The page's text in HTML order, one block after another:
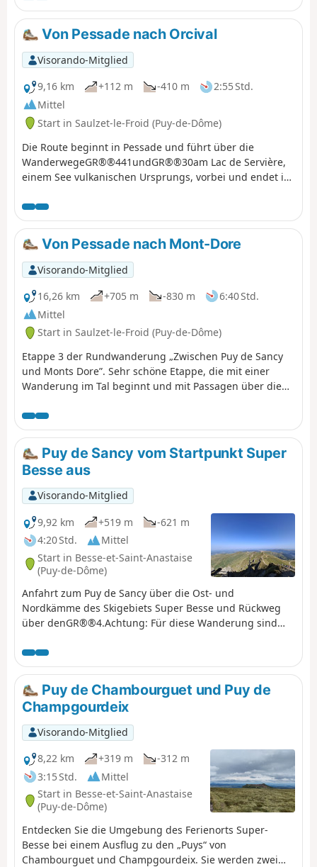
Von Pessade nach Orcival
Visorando-Mitglied
9,16 km
+112 m -410 m
2:55 Std.
Mittel
Start in Saulzet-le-Froid (Puy-de-Dôme)
Die Route beginnt in Pessade und führt über die
WanderwegeGR®®441undGR®®30am Lac de Servière,
einem See vulkanischen Ursprungs, vorbei und endet in
zwischen 1146 und 1178 erbaut wurde.
Von Pessade nach Mont-Dore
Visorando-Mitglied
16,26 km
+705 m -830 m
6:40 Std.
Mittel
Start in Saulzet-le-Froid (Puy-de-Dôme)
Etappe 3 der Rundwanderung „Zwischen Puy de Sancy
und Monts Dore”. Sehr schöne Etappe, die mit einer
Wanderung im Tal beginnt und mit Passagen über die
endet.
Puy de Sancy vom Startpunkt Super
Besse aus
Visorando-Mitglied
9,92 km
+519 m
-621 m
4:20 Std.
Mittel
Start in Besse-et-Saint-Anastaise
(Puy-de-Dôme)
Anfahrt zum Puy de Sancy über die Ost- und
Nordkämme des Skigebiets Super Besse und Rückweg
über denGR®®4.Achtung: Für diese Wanderung sind
ein weiteres auf dem Parkplatz am Lac des Hermines. ⚠️
22.07.2026: Die GPX-Route im Bereich des Puy de la
Perdrix wurde leicht angepasst, um der aktuellen
Markierung vor Ort zu folgen.
Puy de Chambourguet und Puy de
Champgourdeix
Visorando-Mitglied
8,22 km
+319 m
-312 m
3:15 Std.
Mittel
Start in Besse-et-Saint-Anastaise
(Puy-de-Dôme)
Entdecken Sie die Umgebung des Ferienorts Super-
Besse bei einem Ausflug zu den „Puys“ von
Chambourguet und Champgourdeix. Sie werden zwei